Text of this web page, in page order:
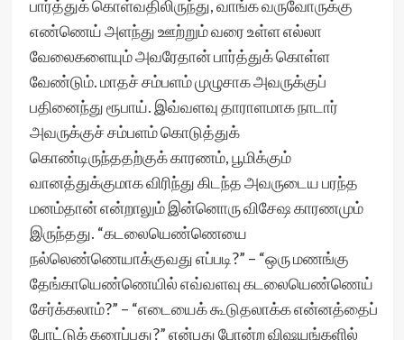
பார்த்துக் கொள்வதிலிருந்து, வாங்க வருவோருக்கு
எண்ணெய் அளந்து ஊற்றும் வரை உள்ள எல்லா
வேலைகளையும் அவரேதான் பார்த்துக் கொள்ள
வேண்டும். மாதச் சம்பளம் முழுசாக அவருக்குப்
பதினைந்து ரூபாய். இவ்வளவு தாராளமாக நாடார்
அவருக்குச் சம்பளம் கொடுத்துக்
கொண்டிருந்ததற்குக் காரணம், பூமிக்கும்
வானத்துக்குமாக விரிந்து கிடந்த அவருடைய பரந்த
மனம்தான் என்றாலும் இன்னொரு விசேஷ காரணமும்
இருந்தது. “கடலையெண்ணெயை
நல்லெண்ணெயாக்குவது எப்படி?” – “ஒரு மணங்கு
தேங்காயெண்ணெயில் எவ்வளவு கடலையெண்ணெய்
சேர்க்கலாம்?” – “எடையைக் கூடுதலாக்க என்னத்தைப்
போட்டுக் கரைப்பது?” என்பது போன்ற விஷயங்களில்